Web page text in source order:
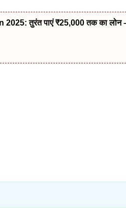
तुरंत पाएं ₹25,000 तक का लोन –